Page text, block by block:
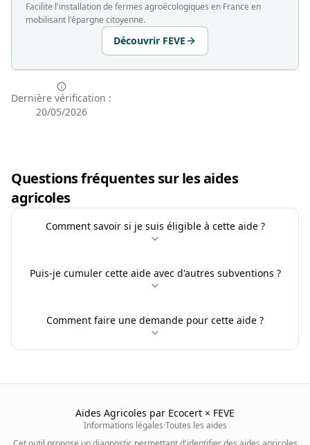
Facilite l'installation de fermes agroécologiques en France en
mobilisant l'épargne citoyenne.
Découvrir FEVE
Dernière vérification :
20/05/2026
Questions fréquentes sur les aides
agricoles
Comment savoir si je suis éligible à cette aide ?
Puis-je cumuler cette aide avec d'autres subventions ?
Comment faire une demande pour cette aide ?
Aides Agricoles par Ecocert × FEVE
Informations légales·Toutes les aides